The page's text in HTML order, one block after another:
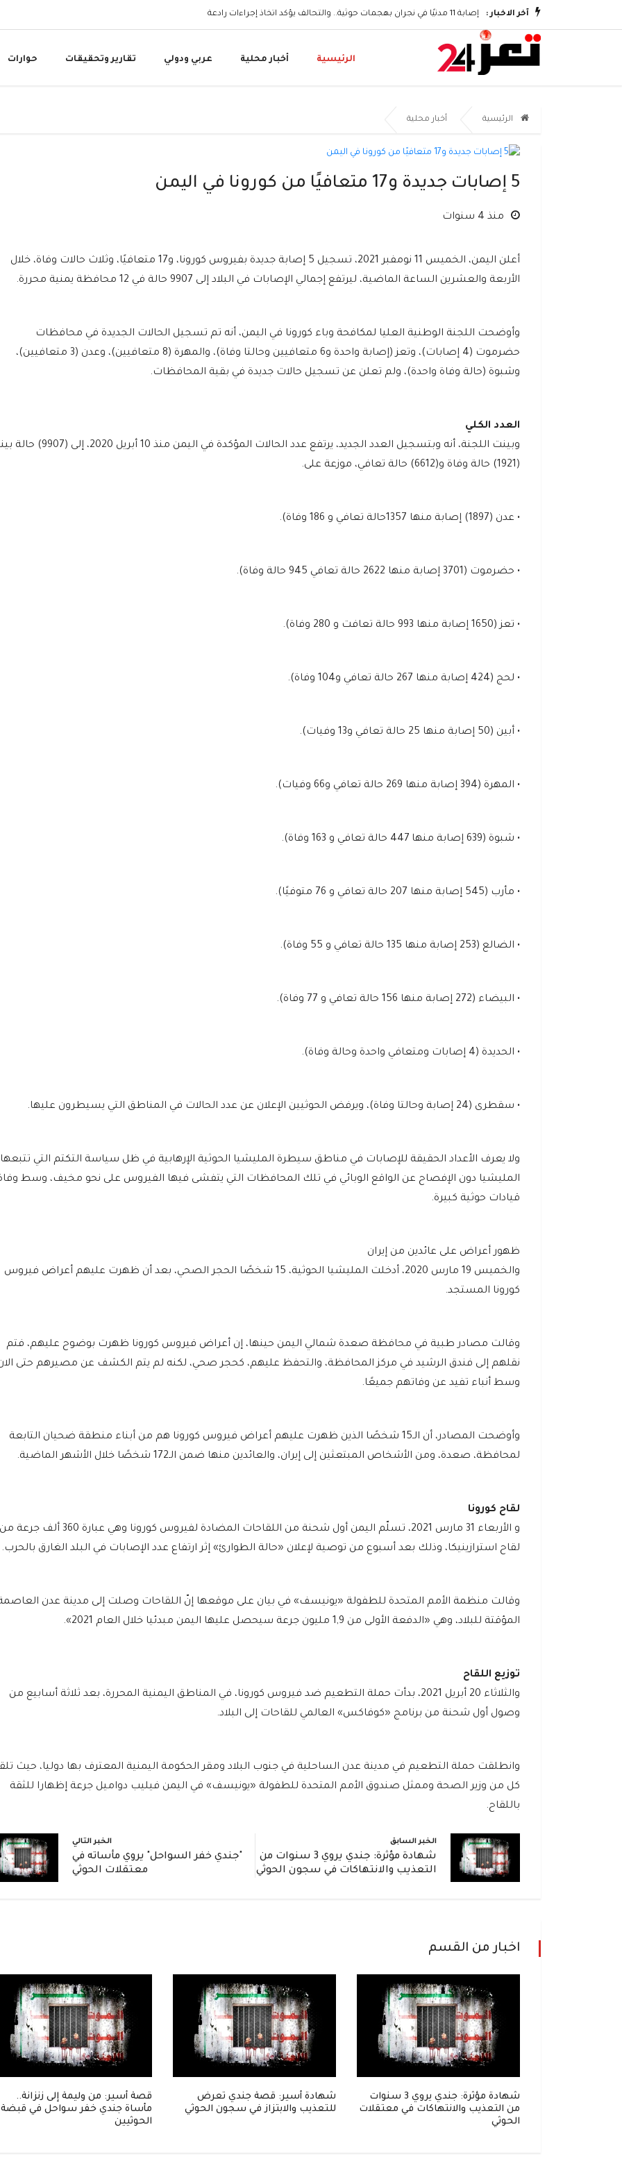
آخر الاخبار : إصابة 11 مدنيًا في نجران بهجمات حوثية.. والتحالف يؤكد اتخاذ إجراءات رادعة
الرئيسية أخبار محلية عربي ودولي تقارير وتحقيقات حوارات
الرئيسية أخبار محلية
5 إصابات جديدة و17 متعافيًا من كورونا في اليمن
منذ 4 سنوات
أعلن اليمن، الخميس 11 نومفبر 2021، تسجيل 5 إصابة جديدة بفيروس كورونا، و17 متعافيًا، وثلاث حالات وفاة، خلال
الأربعة والعشرين الساعة الماضية، ليرتفع إجمالي الإصابات في البلاد إلى 9907 حالة في 12 محافظة يمنية محررة.
وأوضحت اللجنة الوطنية العليا لمكافحة وباء كورونا في اليمن، أنه تم تسجيل الحالات الجديدة في محافظات
حضرموت (4 إصابات)، وتعز (إصابة واحدة و6 متعافيين وحالتا وفاة)، والمهرة (8 متعافيين)، وعدن (3 متعافيين)،
وشبوة (حالة وفاة واحدة)، ولم تعلن عن تسجيل حالات جديدة في بقية المحافظات.
العدد الكلي
وبينت اللجنة، أنه وبتسجيل العدد الجديد، يرتفع عدد الحالات المؤكدة في اليمن منذ 10
(1921) حالة وفاة و(6612) حالة تعافي، موزعة على.
• عدن (1897) إصابة منها 1357حالة تعافي و 186 وفاة).
• حضرموت (3701‬ إصابة منها 2622 حالة تعافي 945 حالة وفاة).
• تعز (1650 إصابة منها 993 حالة تعافت و 280 وفاة).
• لحج (424 إصابة منها 267 حالة تعافي و104 وفاة).
• أبين (50 إصابة منها 25 حالة تعافي و13 وفيات).
• المهرة (394 إصابة منها 269 حالة تعافي و66 وفيات).
• شبوة (639 إصابة منها 447 حالة تعافي و 163 وفاة).
• مأرب (545 إصابة منها 207 حالة تعافي و 76 متوفيًا).
• الضالع (253 إصابة منها 135 حالة تعافي و 55 وفاة).
• البيضاء (272 إصابة منها 156 حالة تعافي و 77 وفاة).
• الحديدة (4 إصابات ومتعافي واحدة وحالة وفاة).
• سقطرى (24 إصابة وحالتا وفاة)، ويرفض الحوثيين الإعلان عن عدد الحالات في المناطق التي يسيطرون عليها.
ولا يعرف الأعداد الحقيقة للإصابات في مناطق سيطرة المليشيا الحوثية الإرهابية في ظل سياسة التكتم التي تتبعها
المليشيا دون الإفصاح عن الواقع الوبائي في تلك المحافظات التي يتفشى فيها الفيروس على نحو مخيف، وسط
قيادات حوثية كبيرة.
ظهور أعراض على عائدين من إيران
والخميس 19 مارس 2020، أدخلت المليشيا الحوثية، 15 شخصًا الحجر الصحي، بعد أن ظهرت عليهم أعراض فيروس
كورونا المستجد.
وقالت مصادر طبية في محافظة صعدة شمالي اليمن حينها، إن أعراض فيروس كورونا ظهرت بوضوح عليهم، فتم
نقلهم إلى فندق الرشيد في مركز المحافظة، والتحفظ عليهم، كحجر صحي، لكنه لم يتم الكشف عن مصيرهم حتى
وسط أنباء تفيد عن وفاتهم جميعًا.
وأوضحت المصادر، أن الـ15 شخصًا الذين ظهرت عليهم أعراض فيروس كورونا هم من أبناء منطقة ضحيان التابعة
لمحافظة، صعدة، ومن الأشخاص المبتعثين إلى إيران، والعائدين منها ضمن الـ172 شخصًا خلال الأشهر الماضية.
لقاح كورونا
و الأربعاء 31 مارس 2021، تسلّم اليمن أول شحنة من اللقاحات المضادة لفيروس كورونا وهي عبارة 360 ألف جرعة من
لقاح استرازينيكا، وذلك بعد أسبوع من توصية لإعلان «حالة الطوارئ» إثر ارتفاع عدد الإصابات في البلد الغارق بالحرب.
وقالت منظمة الأمم المتحدة للطفولة «يونيسف» في بيان على موقعها إنّ اللقاحات وصلت إلى مدينة عدن
المؤقتة للبلاد، وهي «الدفعة الأولى من 1,9 مليون جرعة سيحصل عليها اليمن مبدئيا خلال العام 2021».
توزيع اللقاح
والثلاثاء 20 أبريل 2021، بدأت حملة التطعيم ضد فيروس كورونا، في المناطق اليمنية المحررة، بعد ثلاثة أسابيع من
وصول أول شحنة من برنامج «كوفاكس» العالمي للقاحات إلى البلاد.
وانطلقت حملة التطعيم في مدينة عدن الساحلية في جنوب البلاد ومقر الحكومة اليمنية المعترف بها دوليا، حيث
كل من وزير الصحة وممثل صندوق الأمم المتحدة للطفولة «يونيسف» في اليمن فيليب دواميل جرعة إظهارا للثقة
باللقاح.
الخبر السابق
شهادة مؤثرة: جندي يروي 3 سنوات من
التعذيب والانتهاكات في سجون الحوثي
الخبر التالي
"جندي خفر السواحل" يروي مأساته في
معتقلات الحوثي
اخبار من القسم
شهادة مؤثرة: جندي يروي 3 سنوات
من التعذيب والانتهاكات في معتقلات
الحوثي
شهادة أسير: قصة جندي تعرض
للتعذيب والابتزاز في سجون الحوثي
قصة أسير: من وليمة إلى زنزانة..
مأساة جندي خفر سواحل في قبضة
الحوثيين